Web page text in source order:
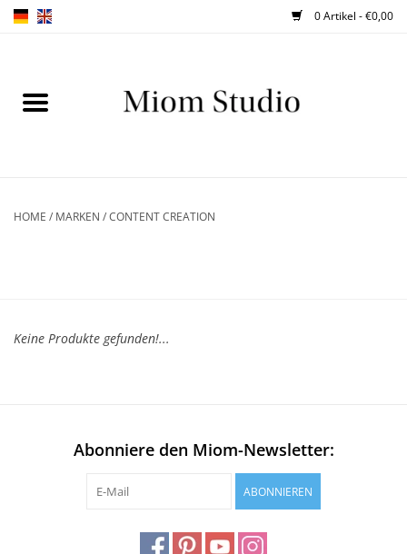
0 Artikel - €0,00
TIPPS
HOME / MARKEN /CONTENT CREATION
Keine Produkte gefunden!...
Abonniere den Miom-Newsletter:
ABONNIEREN